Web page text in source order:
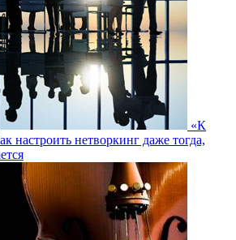
«К
настроить нетворкинг даже тогда,